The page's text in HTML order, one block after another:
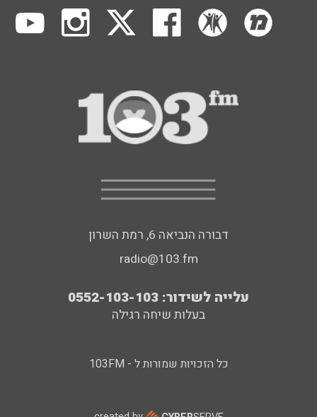
דבורה הנביאה 6, רמת השרון
radio@103.fm
עלייה לשידור: 0552-103-103
בעלות שיחה רגילה
כל הזכויות שמורות ל - 103FM